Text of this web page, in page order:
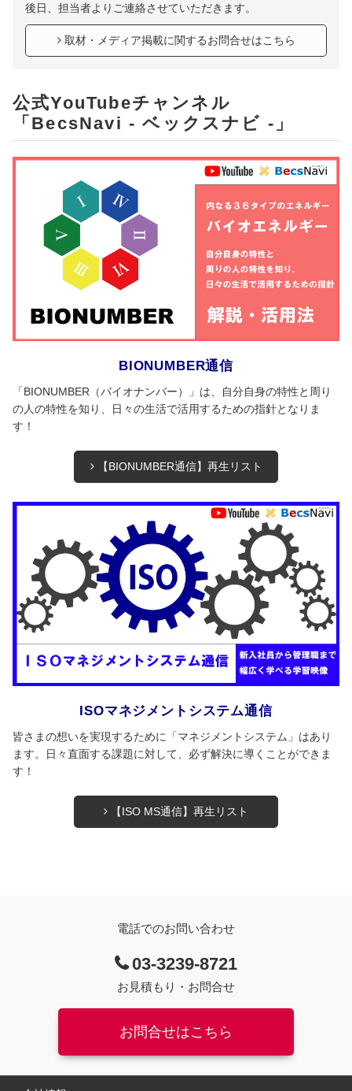
後日、担当者よりご連絡させていただきます。
取材・メディア掲載に関するお問合せはこちら
公式YouTubeチャンネル
「BecsNavi - ベックスナビ -」
BIONUMBER通信
「BIONUMBER（バイオナンバー）」は、自分自身の特性と周り
の人の特性を知り、日々の生活で活用するための指針となりま
す！
【BIONUMBER通信】再生リスト
ISOマネジメントシステム通信
皆さまの想いを実現するために「マネジメントシステム」はあり
ます。日々直面する課題に対して、必ず解決に導くことができま
す！
【ISO MS通信】再生リスト
電話でのお問い合わせ
03-3239-8721
お見積もり・お問合せ
お問合せはこちら